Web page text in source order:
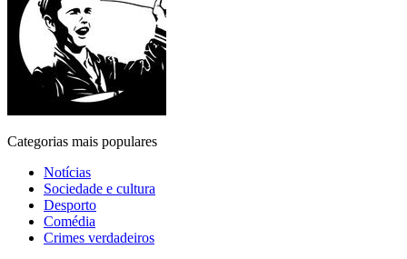
Categorias mais populares
Notícias
Sociedade e cultura
Desporto
Comédia
Crimes verdadeiros